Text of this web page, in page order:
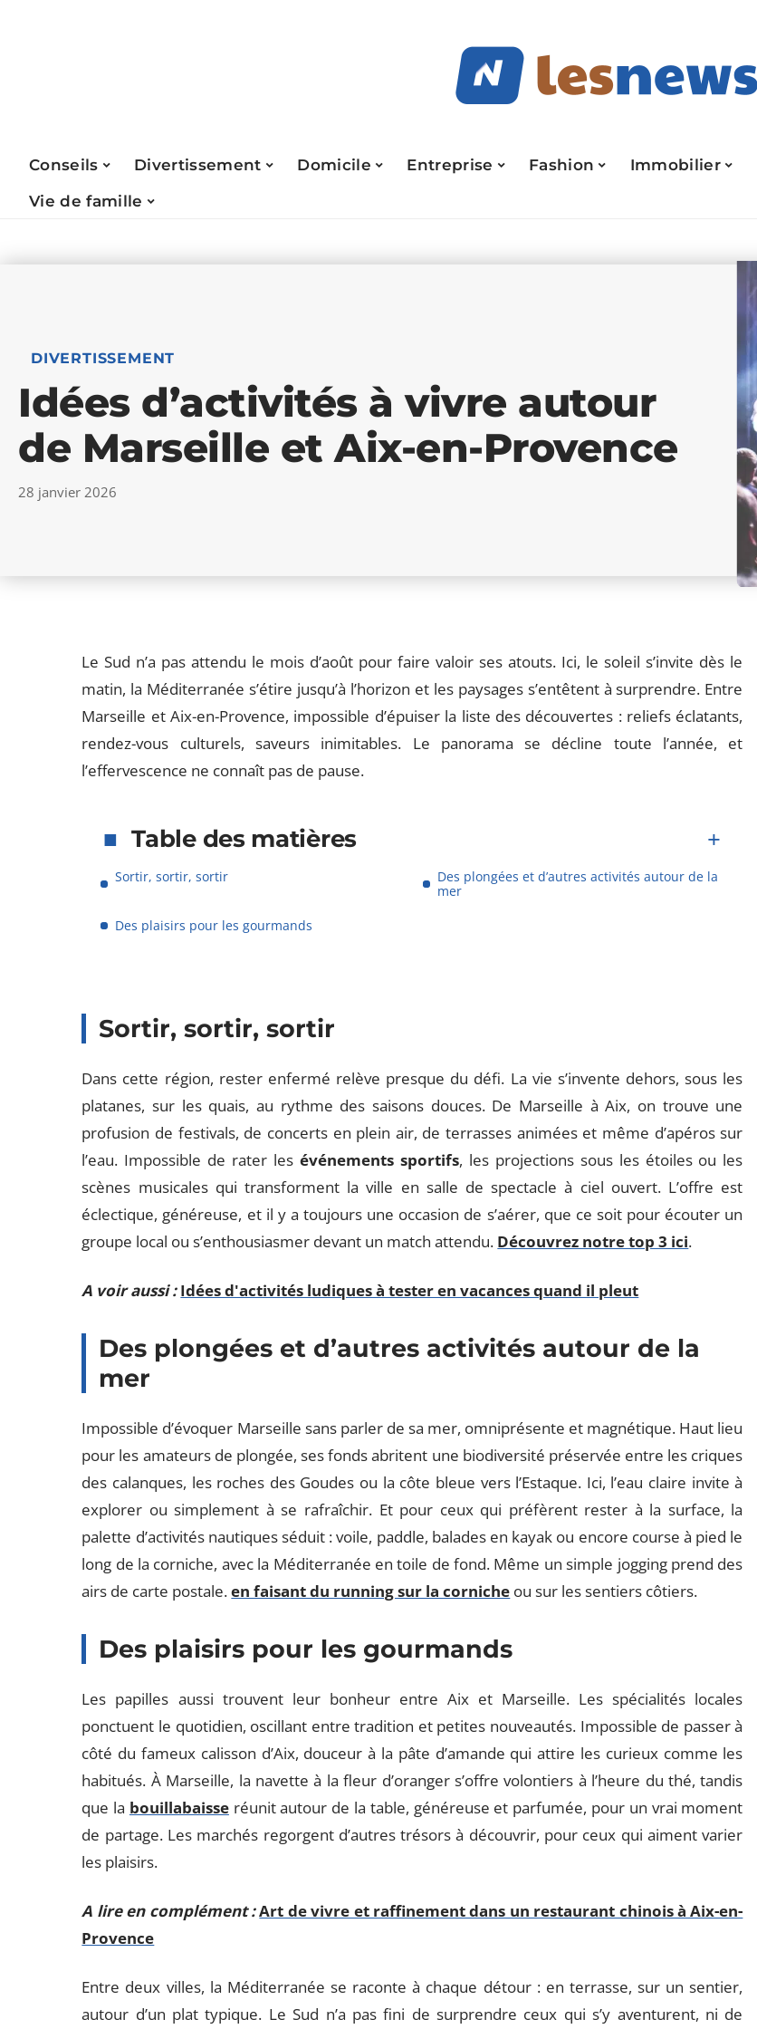
Conseils Divertissement Domicile Entreprise Fashion Immobilier
Vie de famille
DIVERTISSEMENT
Idées d’activités à vivre autour
de Marseille et Aix-en-Provence
28 janvier 2026
Le Sud n’a pas attendu le mois d’août pour faire valoir ses atouts. Ici, le soleil s’invite dès le
matin, la Méditerranée s’étire jusqu’à l’horizon et les paysages s’entêtent à surprendre. Entre
Marseille et Aix-en-Provence, impossible d’épuiser la liste des découvertes : reliefs éclatants,
rendez-vous culturels, saveurs inimitables. Le panorama se décline toute l’année, et
l’effervescence ne connaît pas de pause.
Table des matières
Sortir, sortir, sortir
Des plongées et d’autres activités autour de la
mer
Des plaisirs pour les gourmands
Sortir, sortir, sortir
Dans cette région, rester enfermé relève presque du défi. La vie s’invente dehors, sous les
platanes, sur les quais, au rythme des saisons douces. De Marseille à Aix, on trouve une
profusion de festivals, de concerts en plein air, de terrasses animées et même d’apéros sur
l’eau. Impossible de rater les événements sportifs, les projections sous les étoiles ou les
scènes musicales qui transforment la ville en salle de spectacle à ciel ouvert. L’offre est
éclectique, généreuse, et il y a toujours une occasion de s’aérer, que ce soit pour écouter un
groupe local ou s’enthousiasmer devant un match attendu. Découvrez notre top 3 ici.
A voir aussi : Idées d'activités ludiques à tester en vacances quand il pleut
Des plongées et d’autres activités autour de la
mer
Impossible d’évoquer Marseille sans parler de sa mer, omniprésente et magnétique. Haut lieu
pour les amateurs de plongée, ses fonds abritent une biodiversité préservée entre les criques
des calanques, les roches des Goudes ou la côte bleue vers l’Estaque. Ici, l’eau claire invite à
explorer ou simplement à se rafraîchir. Et pour ceux qui préfèrent rester à la surface, la
palette d’activités nautiques séduit : voile, paddle, balades en kayak ou encore course à pied le
long de la corniche, avec la Méditerranée en toile de fond. Même un simple jogging prend des
airs de carte postale.en faisant du running sur la corniche ou sur les sentiers côtiers.
Des plaisirs pour les gourmands
Les papilles aussi trouvent leur bonheur entre Aix et Marseille. Les spécialités locales
ponctuent le quotidien, oscillant entre tradition et petites nouveautés. Impossible de passer à
côté du fameux calisson d’Aix, douceur à la pâte d’amande qui attire les curieux comme les
habitués. À Marseille, la navette à la fleur d’oranger s’offre volontiers à l’heure du thé, tandis
que la bouillabaisseréunit autour de la table, généreuse et parfumée, pour un vrai moment
de partage. Les marchés regorgent d’autres trésors à découvrir, pour ceux qui aiment varier
les plaisirs.
A lire en complément :Art de vivre et raffinement dans un restaurant chinois à Aix-en-
Provence
Entre deux villes, la Méditerranée se raconte à chaque détour : en terrasse, sur un sentier,
autour d’un plat typique. Le Sud n’a pas fini de surprendre ceux qui s’y aventurent, ni de